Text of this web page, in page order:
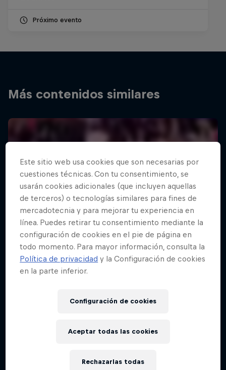
Próximo evento
Más contenidos similares
Este sitio web usa cookies que son necesarias por
cuestiones técnicas. Con tu consentimiento, se
usarán cookies adicionales (que incluyen aquellas
de terceros) o tecnologías similares para fines de
mercadotecnia y para mejorar tu experiencia en
línea. Puedes retirar tu consentimiento mediante la
configuración de cookies en el pie de página en
todo momento. Para mayor información, consulta la
Política de privacidad y la Configuración de cookies
en la parte inferior.
Configuración de cookies
Rechazarlas todas
Aceptar todas las cookies